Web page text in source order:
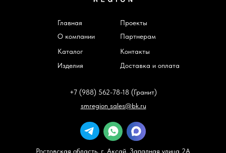
Главная
О компании
Каталог
Изделия
Контакты
Партнерам
Проекты
Доставка и оплата
+7 (988) 562-78-18 (Гранит)
smregion_sales@bk.ru
Ростовская область, г. Аксай, Западная улица 2А